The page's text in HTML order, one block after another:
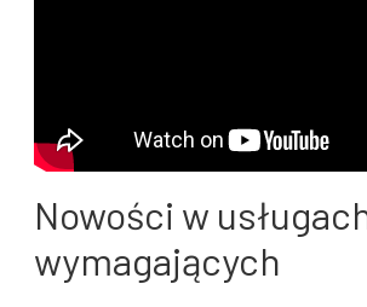
Nowości w
wymagających